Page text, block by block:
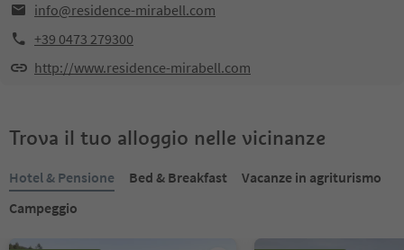
info@residence-mirabell.com
+39 0473 279300
http://www.residence-mirabell.com
Trova il tuo alloggio nelle vicinanze
Hotel & Pensione Bed & Breakfast
Vacanze in agriturismo
Campeggio